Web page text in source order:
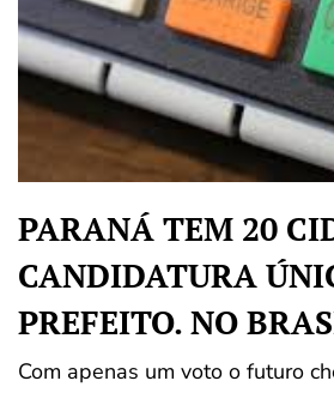
PARANÁ TEM 20
CANDIDATURA
PREFEITO. NO
Com apenas um voto o futuro